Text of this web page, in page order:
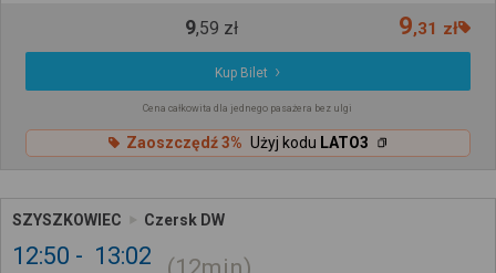
9,59 zł 9,31 zł
Kup Bilet
Cena całkowita dla jednego pasażera bez ulgi
Zaoszczędź 3% Użyj kodu LATO3
SZYSZKOWIEC Czersk DW
12:50 13:02